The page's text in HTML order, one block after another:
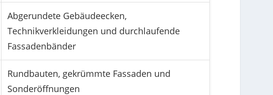
Abgerundete Gebäudeecken,
Technikverkleidungen und durchlaufende
Fassadenbänder
Rundbauten, gekrümmte Fassaden und
Sonderöffnungen